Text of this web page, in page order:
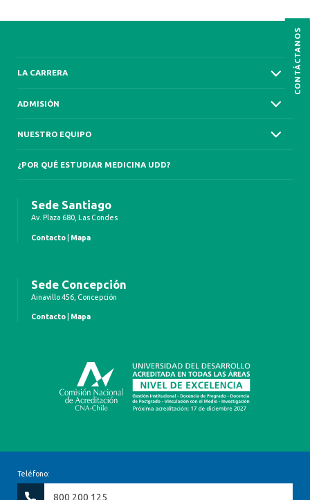
CONTÁCTANOS
LA CARRERA
ADMISIÓN
NUESTRO EQUIPO
¿POR QUÉ ESTUDIAR MEDICINA UDD?
Sede Santiago
Av. Plaza 680, Las Condes
Contacto Mapa
Sede Concepción
Ainavillo 456, Concepción
Contacto Mapa
Teléfono:
800 200 125